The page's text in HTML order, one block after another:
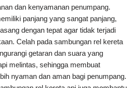
dan kenyamanan penumpang.
panjang yang sangat panjang,
dengan tepat agar tidak terjadi
Celah pada sambungan rel kereta
getaran dan suara yang
melintas, sehingga membuat
nyaman dan aman bagi penumpang.